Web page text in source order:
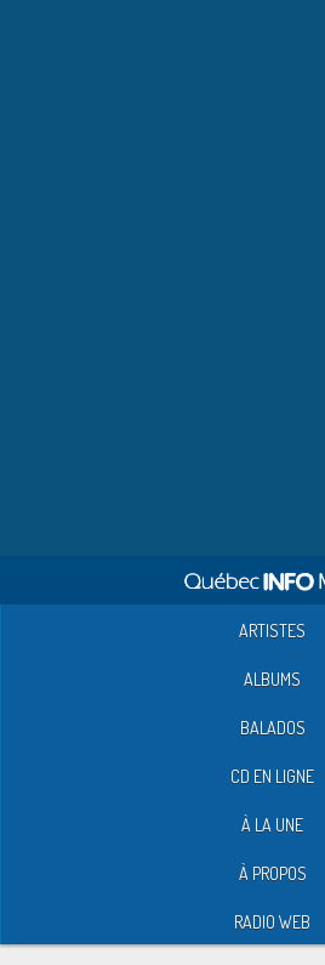
ARTISTES
ALBUMS
BALADOS
CD EN LIGNE
À LA UNE
À PROPOS
RADIO WEB